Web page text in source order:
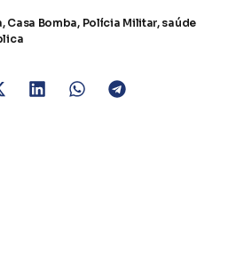
, Casa Bomba, Polícia Militar, saúde